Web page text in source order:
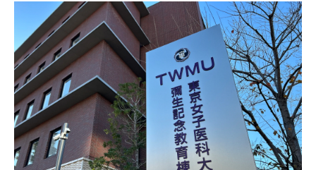
入学案内
合格実績・合格体験記
講師